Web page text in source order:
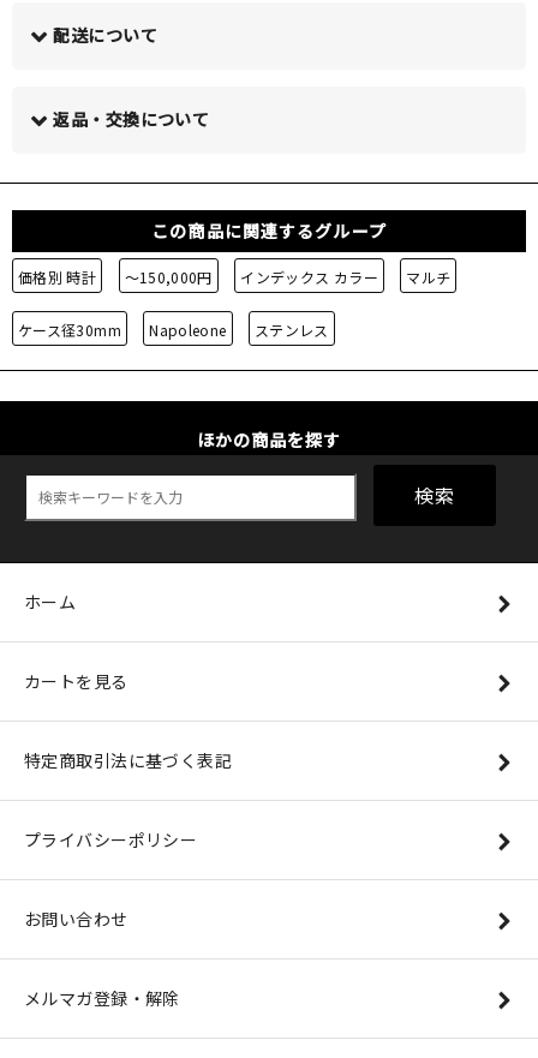
配送について
返品・交換について
この商品に関連するグループ
価格別 時計 ～150,000円 インデックス カラー マルチ
ケース径30mm Napoleone ステンレス
ほかの商品を探す
検索
ホーム
カートを見る
特定商取引法に基づく表記
プライバシーポリシー
お問い合わせ
メルマガ登録・解除